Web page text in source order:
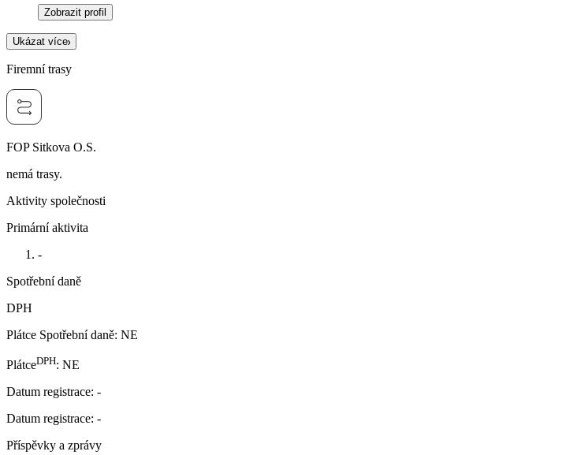
Zobrazit profil
Ukázat více
Firemní trasy
FOP Sitkova O.S.
nemá trasy.
Aktivity společnosti
Primární aktivita
-
Spotřební daně
DPH
Plátce Spotřební daně: NE
PlátceDPH: NE
Datum registrace: -
Datum registrace: -
Příspěvky a zprávy